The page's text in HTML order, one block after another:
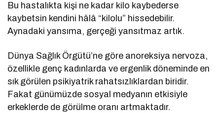
Bu hastalıkta kişi ne kadar kilo kaybederse
kaybetsin kendini hâlâ “kilolu” hissedebilir.
Aynadaki yansıma, gerçeği yansıtmaz artık.
Dünya Sağlık Örgütü’ne göre anoreksiya nervoza,
özellikle genç kadınlarda ve ergenlik döneminde en
sık görülen psikiyatrik rahatsızlıklardan biridir.
Fakat günümüzde sosyal medyanın etkisiyle
erkeklerde de görülme oranı artmaktadır.